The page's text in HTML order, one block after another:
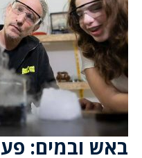
באש ובמים: